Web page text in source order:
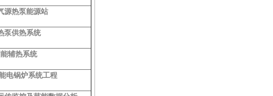
源热泵能源站
泵供热系统
辅热系统
电锅炉系统工程